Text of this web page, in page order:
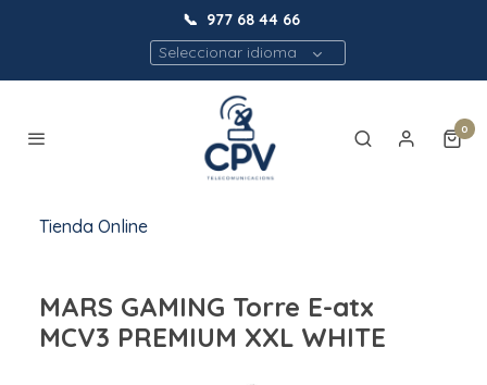
📞 977 68 44 66
Seleccionar idioma
0
Tienda Online
MARS GAMING Torre E-atx
MCV3 PREMIUM XXL WHITE